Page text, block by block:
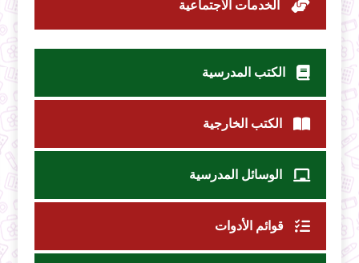
الخدمات الاجتماعية
الكتب المدرسية
الكتب الخارجية
الوسائل المدرسية
قوائم الأدوات